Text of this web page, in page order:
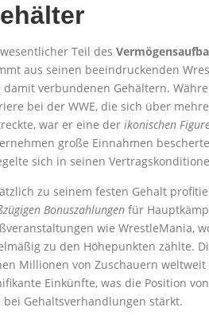
Teil des
aus seinen beeindruckenden
damit verbundenen Gehältern.
bei der WWE, die sich über
war er eine der ikonischen
große Einnahmen
sich in seinen
zu seinem festen Gehalt
Bonuszahlungen für
wie WrestleMania,
zu den Höhepunkten zählte.
Millionen von Zuschauern
Einkünfte, was die Position
bei Gehaltsverhandlungen stärkt.